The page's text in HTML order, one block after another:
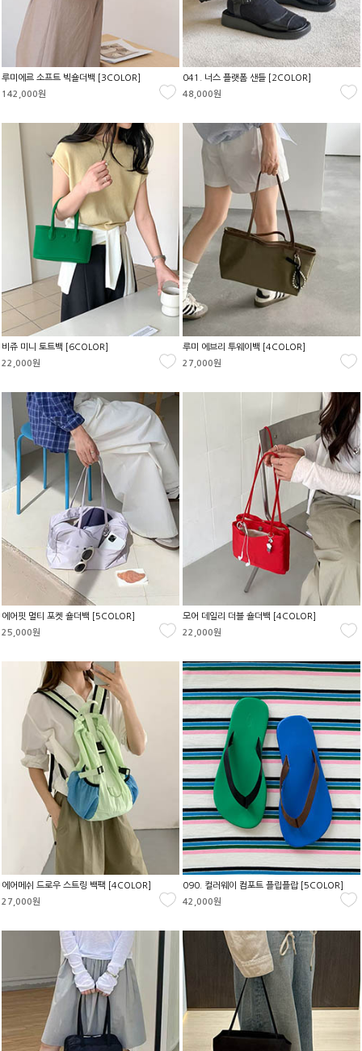
루미에르 소프트 빅숄더백 [3COLOR]
142,000원
041. 너스 플랫폼 샌들 [2COLOR]
48,000원
비쥬 미니 토트백 [6COLOR]
22,000원
루미 에브리 투웨이백 [4COLOR]
27,000원
에어핏 멀티 포켓 숄더백 [5COLOR]
25,000원
모어 데일리 더블 숄더백 [4COLOR]
22,000원
에어메쉬 드로우 스트링 백팩 [4COLOR]
27,000원
090. 컬러웨이 컴포트 플립플랍 [5COLOR]
42,000원